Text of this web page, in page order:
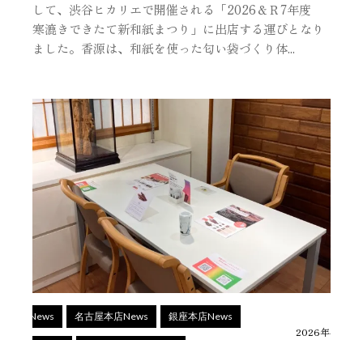
して、渋谷ヒカリエで開催される「2026＆Ｒ7年度
寒漉きできたて新和紙まつり」に出店する運びとなり
ました。香源は、和紙を使った匂い袋づくり体...
2026年4月25
香源News 名古屋本店News 銀座本店News